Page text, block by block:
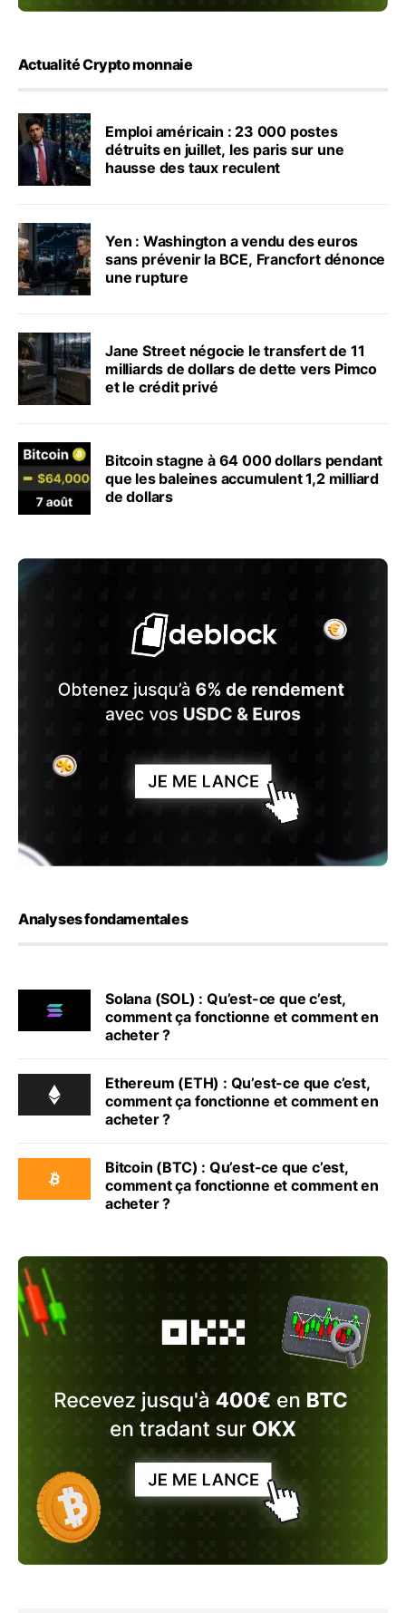
Actualité Crypto monnaie
Emploi américain : 23 000 postes
détruits en juillet, les paris sur une
hausse des taux reculent
Yen : Washington a vendu des euros
sans prévenir la BCE, Francfort dénonce
une rupture
Jane Street négocie le transfert de 11
milliards de dollars de dette vers Pimco
et le crédit privé
Bitcoin stagne à 64 000 dollars pendant
que les baleines accumulent 1,2 milliard
de dollars
Analyses fondamentales
Solana (SOL) : Qu’est-ce que c’est,
comment ça fonctionne et comment en
acheter ?
Ethereum (ETH) : Qu’est-ce que c’est,
comment ça fonctionne et comment en
acheter ?
Bitcoin (BTC) : Qu’est-ce que c’est,
comment ça fonctionne et comment en
acheter ?